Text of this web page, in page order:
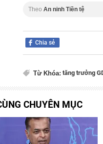
Theo An ninh Tiền tệ
Chia sẻ
Từ Khóa: tăng trưởng
CHUYÊN MỤC